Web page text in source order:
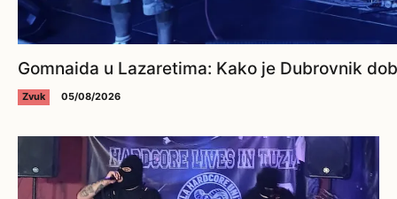
Gomnaida u Lazaretima: Kako je Dubrovnik
Zvuk 05/08/2026